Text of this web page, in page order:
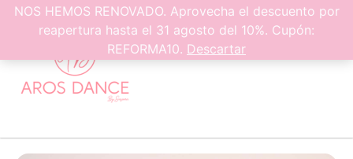
NOS HEMOS RENOVADO. Aprovecha el descuento por
reapertura hasta el 31 agosto del 10%. Cupón:
REFORMA10. Descartar
0